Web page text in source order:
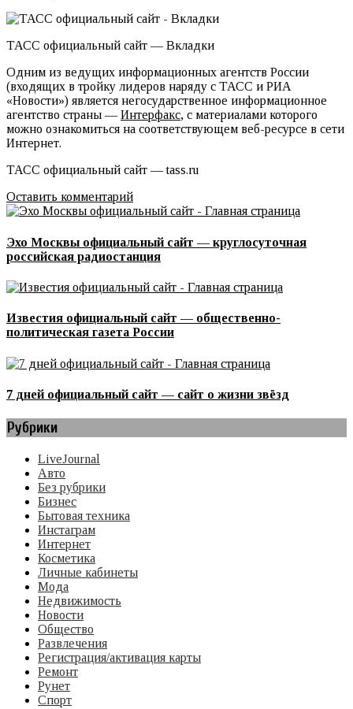
ТАСС официальный сайт — Вкладки
Одним из ведущих информационных агентств России
(входящих в тройку лидеров наряду с ТАСС и РИА
«Новости») является негосударственное информационное
агентство страны — Интерфакс, с материалами которого
можно ознакомиться на соответствующем веб-ресурсе в сети
Интернет.
ТАСС официальный сайт — tass.ru
Оставить комментарий
Эхо Москвы официальный сайт — круглосуточная
российская радиостанция
Известия официальный сайт — общественно-
политическая газета России
7 дней официальный сайт — сайт о жизни звёзд
Рубрики
LiveJournal
Авто
Без рубрики
Бизнес
Бытовая техника
Инстаграм
Интернет
Косметика
Личные кабинеты
Мода
Недвижимость
Новости
Общество
Развлечения
Регистрация/активация карты
Ремонт
Рунет
Спорт